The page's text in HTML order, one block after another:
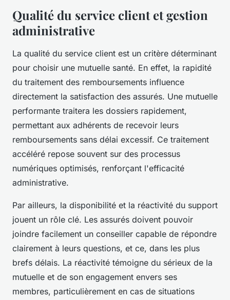
Qualité du service client et gestion
administrative
La qualité du service client est un critère déterminant
pour choisir une mutuelle santé. En effet, la rapidité
du traitement des remboursements influence
directement la satisfaction des assurés. Une mutuelle
performante traitera les dossiers rapidement,
permettant aux adhérents de recevoir leurs
remboursements sans délai excessif. Ce traitement
accéléré repose souvent sur des processus
numériques optimisés, renforçant l'efficacité
administrative.
Par ailleurs, la disponibilité et la réactivité du support
jouent un rôle clé. Les assurés doivent pouvoir
joindre facilement un conseiller capable de répondre
clairement à leurs questions, et ce, dans les plus
brefs délais. La réactivité témoigne du sérieux de la
mutuelle et de son engagement envers ses
membres, particulièrement en cas de situations